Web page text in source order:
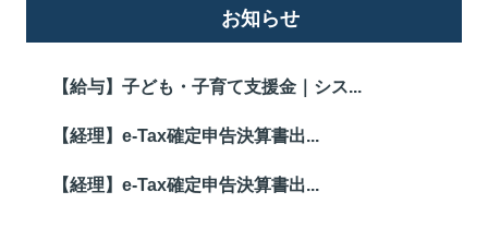
お知らせ
【給与】子ども・子育て支援金｜シス...
【経理】e-Tax確定申告決算書出...
【経理】e-Tax確定申告決算書出...